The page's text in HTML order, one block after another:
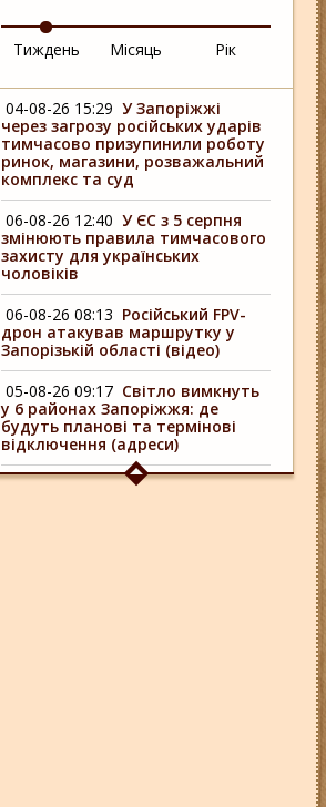
Тиждень Місяць Рік
04-08-26 15:29 У Запоріжжі
через загрозу російських ударів
тимчасово призупинили роботу
ринок, магазини, розважальний
комплекс та суд
06-08-26 12:40 У ЄС з 5 серпня
змінюють правила тимчасового
захисту для українських
чоловіків
06-08-26 08:13 Російський FPV-
дрон атакував маршрутку у
Запорізькій області (відео)
05-08-26 09:17 Світло вимкнуть
у 6 районах Запоріжжя: де
будуть планові та термінові
відключення (адреси)
04-08-26 09:16 У 6 районах